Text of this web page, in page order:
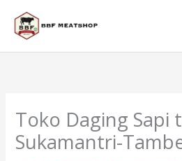
content
Toko Daging Sapi
Sukamantri-